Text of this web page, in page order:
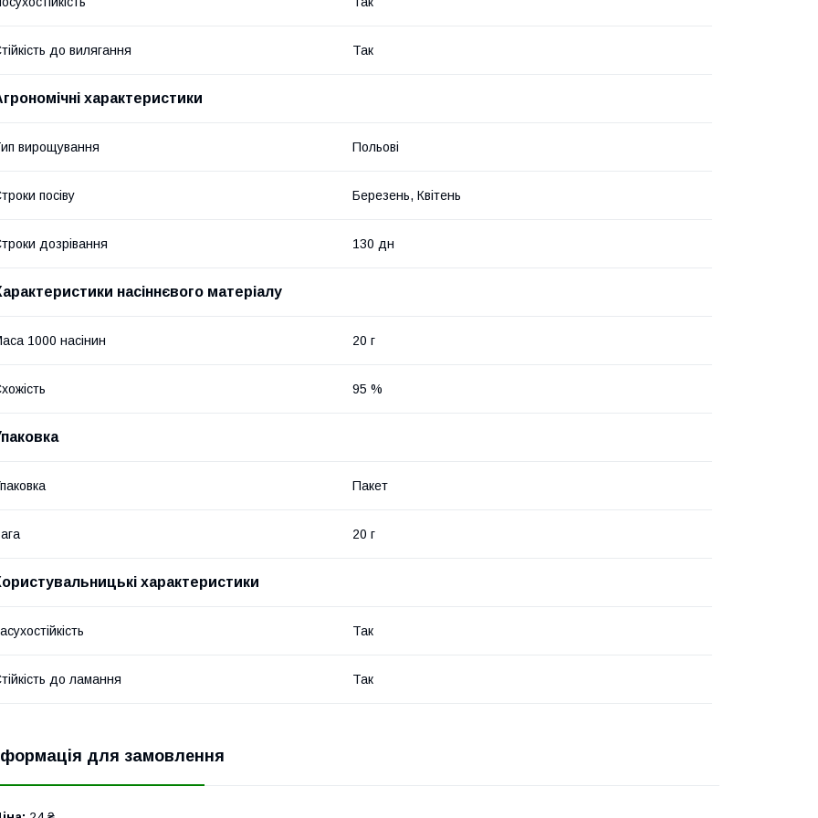
до вилягання Так
характеристики
вирощування Польові
посіву Березень, Квітень
дозрівання 130 дн
насіннєвого матеріалу
1000 насінин 20 г
95 %
Пакет
20 г
характеристики
Так
до ламання Так
для замовлення